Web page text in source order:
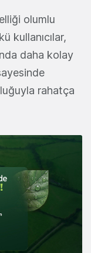
olumlu
kullanıcılar,
daha kolay
rahatça